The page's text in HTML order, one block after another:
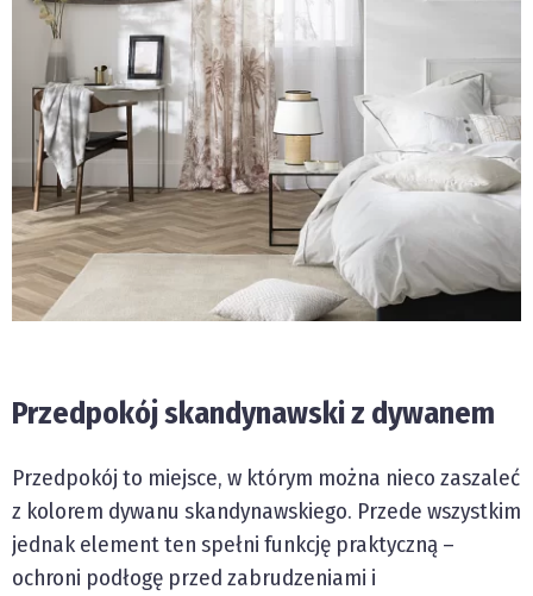
Przedpokój skandynawski z dywanem
Przedpokój to miejsce, w którym można nieco zaszaleć
z kolorem dywanu skandynawskiego. Przede wszystkim
jednak element ten spełni funkcję praktyczną –
ochroni podłogę przed zabrudzeniami i